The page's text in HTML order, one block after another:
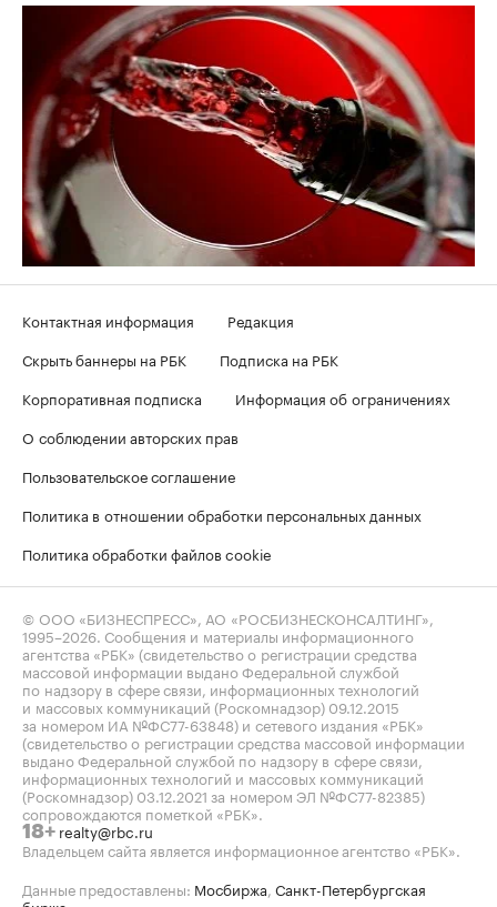
Контактная информация
Редакция
Скрыть баннеры на РБК
Подписка на РБК
Корпоративная подписка
Информация об ограничениях
О соблюдении авторских прав
Пользовательское соглашение
Политика в отношении обработки персональных данных
Политика обработки файлов cookie
© ООО «БИЗНЕСПРЕСС», АО «РОСБИЗНЕСКОНСАЛТИНГ»,
1995–2026 . Сообщения и материалы информационного
агентства «РБК» (свидетельство о регистрации средства
массовой информации выдано Федеральной службой
по надзору в сфере связи, информационных технологий
и массовых коммуникаций (Роскомнадзор) 09.12.2015
за номером ИА №ФС77-63848) и сетевого издания «РБК»
(свидетельство о регистрации средства массовой информации
выдано Федеральной службой по надзору в сфере связи,
информационных технологий и массовых коммуникаций
(Роскомнадзор) 03.12.2021 за номером ЭЛ №ФС77-82385)
сопровождаются пометкой «РБК».
18+ realty@rbc.ru
Владельцем сайта является информационное агентство «РБК».
Данные предоставлены: Мосбиржа Санкт-Петербургская